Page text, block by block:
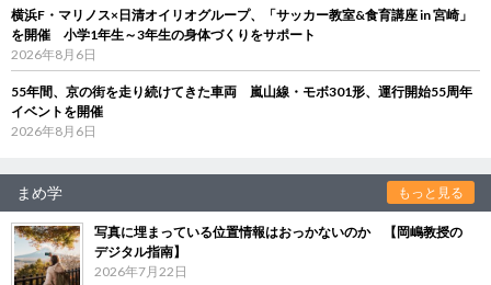
横浜F・マリノス×日清オイリオグループ、「サッカー教室&食育講座 in 宮崎」
を開催 小学1年生～3年生の身体づくりをサポート
2026年8月6日
55年間、京の街を走り続けてきた車両 嵐山線・モボ301形、運行開始55周年
イベントを開催
2026年8月6日
まめ学 もっと見る
写真に埋まっている位置情報はおっかないのか 【岡嶋教授の
デジタル指南】
2026年7月22日